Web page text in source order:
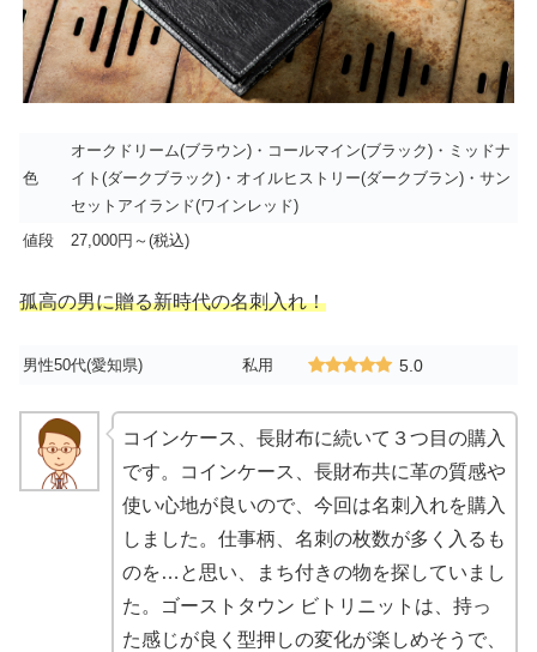
色
オークドリーム(ブラウン)・コールマイン(ブラック)・ミッドナ
イト(ダークブラック)・オイルヒストリー(ダークブラン)・サン
セットアイランド(ワインレッド)
値段
27,000円～(税込)
孤高の男に贈る新時代の名刺入れ！
男性50代(愛知県) 私用 5.0
コインケース、長財布に続いて３つ目の購入
です。コインケース、長財布共に革の質感や
使い心地が良いので、今回は名刺入れを購入
しました。仕事柄、名刺の枚数が多く入るも
のを…と思い、まち付きの物を探していまし
た。ゴーストタウン ビトリニットは、持っ
た感じが良く型押しの変化が楽しめそうで、